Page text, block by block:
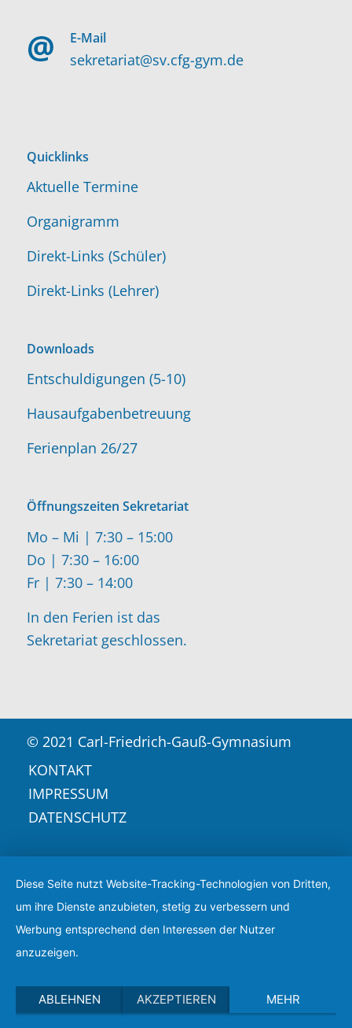
E-Mail
sekretariat@sv.cfg-gym.de
Quicklinks
Aktuelle Termine
Organigramm
Direkt-Links (Schüler)
Direkt-Links (Lehrer)
Downloads
Entschuldigungen (5-10)
Hausaufgabenbetreuung
Ferienplan 26/27
Öffnungszeiten Sekretariat
Mo – Mi | 7:30 – 15:00
Do | 7:30 – 16:00
Fr | 7:30 – 14:00
In den Ferien ist das
Sekretariat geschlossen.
© 2021 Carl-Friedrich-Gauß-Gymnasium
KONTAKT
IMPRESSUM
DATENSCHUTZ
Diese Seite nutzt Website-Tracking-Technologien von Dritten,
um ihre Dienste anzubieten, stetig zu verbessern und
Werbung entsprechend den Interessen der Nutzer
anzuzeigen.
ABLEHNEN AKZEPTIEREN MEHR